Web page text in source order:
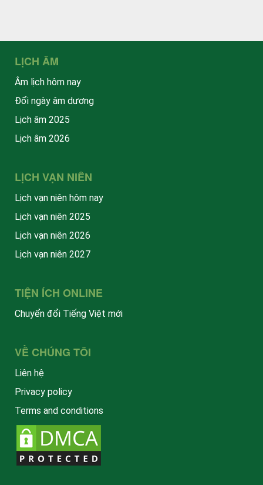
LỊCH ÂM
Âm lịch hôm nay
Đổi ngày âm dương
Lịch âm 2025
Lịch âm 2026
LỊCH VẠN NIÊN
Lịch vạn niên hôm nay
Lịch vạn niên 2025
Lịch vạn niên 2026
Lịch vạn niên 2027
TIỆN ÍCH ONLINE
Chuyển đổi Tiếng Việt mới
VỀ CHÚNG TÔI
Liên hệ
Privacy policy
Terms and conditions